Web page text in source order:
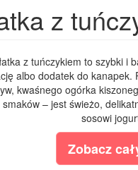
z
z tuńczykiem to szybki i
albo dodatek do kanapek.
kwaśnego ogórka
– jest świeżo,
sosowi
Zobacz